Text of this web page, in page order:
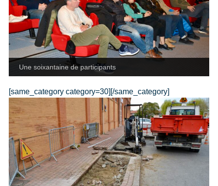
Une soixantaine de participants
[same_category category=30][/same_category]